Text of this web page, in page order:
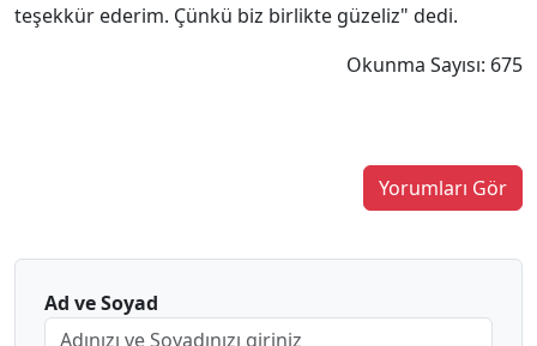
teşekkür ederim. Çünkü biz birlikte güzeliz" dedi.
Okunma Sayısı: 675
Yorumları Gör
Ad ve Soyad